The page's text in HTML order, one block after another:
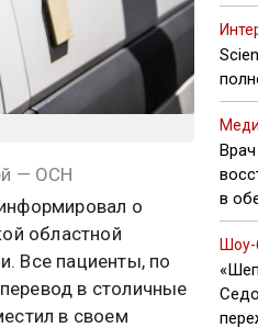
— ОСН
о
областной
Все пациенты, по
в столичные
в своем
в
Шоу-